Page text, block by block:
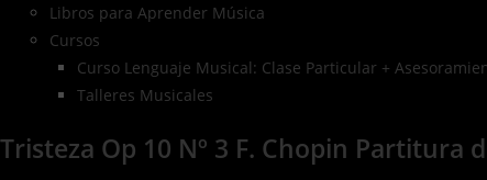
Libros para Aprender Música
Cursos
Curso Lenguaje Musical: Clase Particular +
Talleres Musicales
Tristeza Op 10 Nº 3 F. Chopin Partitura